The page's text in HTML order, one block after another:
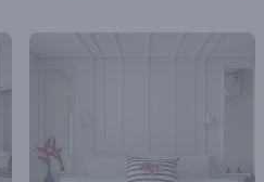
por conta das luminárias
da forração de madeira com as
de uso com banquetas da ilha. Uma
caso haja necessidade de mais
contemporâneo, pois temos
todo o apartamento.